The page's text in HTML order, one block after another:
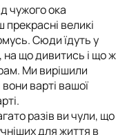
чужого ока
великі
Сюди їдуть у
на що дивитись і що ж
Ми вирішили
вони варті вашої
разів ви чули, що
для життя в